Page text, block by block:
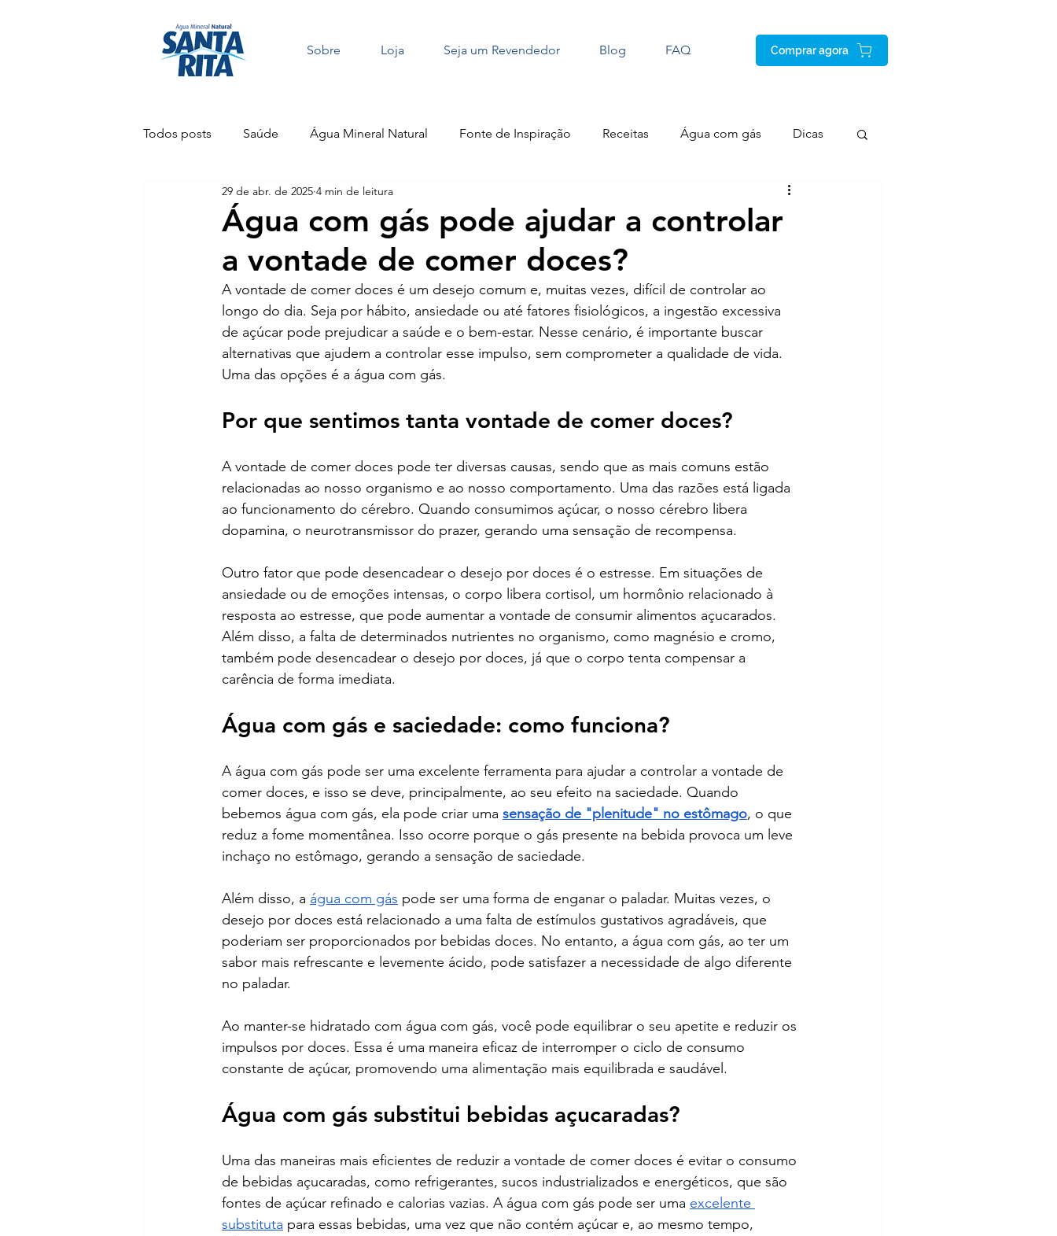
Sobre Loja Seja um Revendedor Blog FAQ Comprar agora
Todos posts Saúde Água Mineral Natural Fonte de Inspiração Receitas Água com gás Dicas
Sustentabilidade Festas Pets
Água com gás pode ajudar a controlar
a vontade de comer doces?
29 de abr. de 2025 4 min de leitura
A vontade de comer doces é um desejo comum e, muitas vezes, difícil de controlar ao
longo do dia. Seja por hábito, ansiedade ou até fatores fisiológicos, a ingestão excessiva
de açúcar pode prejudicar a saúde e o bem-estar. Nesse cenário, é importante buscar
alternativas que ajudem a controlar esse impulso, sem comprometer a qualidade de vida.
Uma das opções é a água com gás.
Por que sentimos tanta vontade de comer doces?
A vontade de comer doces pode ter diversas causas, sendo que as mais comuns estão
relacionadas ao nosso organismo e ao nosso comportamento. Uma das razões está ligada
ao funcionamento do cérebro. Quando consumimos açúcar, o nosso cérebro libera
dopamina, o neurotransmissor do prazer, gerando uma sensação de recompensa.
Outro fator que pode desencadear o desejo por doces é o estresse. Em situações de
ansiedade ou de emoções intensas, o corpo libera cortisol, um hormônio relacionado à
resposta ao estresse, que pode aumentar a vontade de consumir alimentos açucarados.
Além disso, a falta de determinados nutrientes no organismo, como magnésio e cromo,
também pode desencadear o desejo por doces, já que o corpo tenta compensar a
carência de forma imediata.
Água com gás e saciedade: como funciona?
A água com gás pode ser uma excelente ferramenta para ajudar a controlar a vontade de
comer doces, e isso se deve, principalmente, ao seu efeito na saciedade. Quando
bebemos água com gás, ela pode criar uma sensação de "plenitude" no estômago, o que
reduz a fome momentânea. Isso ocorre porque o gás presente na bebida provoca um leve
inchaço no estômago, gerando a sensação de saciedade.
Além disso, a água com gás pode ser uma forma de enganar o paladar. Muitas vezes, o
desejo por doces está relacionado a uma falta de estímulos gustativos agradáveis, que
poderiam ser proporcionados por bebidas doces. No entanto, a água com gás, ao ter um
sabor mais refrescante e levemente ácido, pode satisfazer a necessidade de algo diferente
no paladar.
Ao manter-se hidratado com água com gás, você pode equilibrar o seu apetite e reduzir os
impulsos por doces. Essa é uma maneira eficaz de interromper o ciclo de consumo
constante de açúcar, promovendo uma alimentação mais equilibrada e saudável.
Água com gás substitui bebidas açucaradas?
Uma das maneiras mais eficientes de reduzir a vontade de comer doces é evitar o consumo
de bebidas açucaradas, como refrigerantes, sucos industrializados e energéticos, que são
fontes de açúcar refinado e calorias vazias. A água com gás pode ser uma excelente
substituta para essas bebidas, uma vez que não contém açúcar e, ao mesmo tempo,